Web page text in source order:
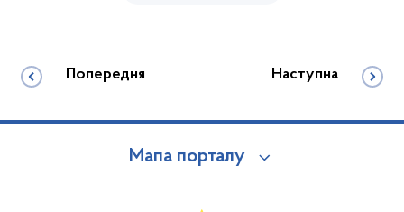
Попередня Наступна
Мапа порталу